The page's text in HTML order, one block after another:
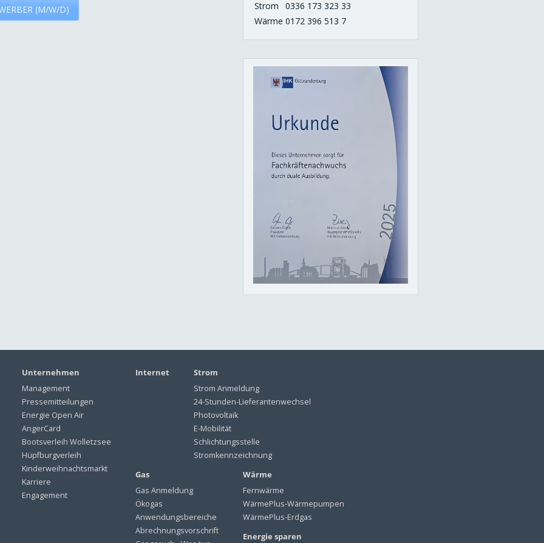
(M/W/D)
Strom
0336 173 323 33
Wärme 0172 396 513 7
Unternehmen
Management
Pressemitteilungen
Energie Open Air
AngerCard
Bootsverleih Wolletzsee
Hüpfburgverleih
Kinderweihnachtsmarkt
Karriere
Engagement
Internet
Strom
Strom Anmeldung
24-Stunden-Lieferantenwechsel
Photovoltaik
E-Mobilität
Schlichtungsstelle
Stromkennzeichnung
Gas
Gas Anmeldung
Ökogas
Anwendungsbereiche
Abrechnungsvorschrift
Wärme
Fernwärme
WärmePlus-Wärmepumpen
WärmePlus-Erdgas
Energie sparen